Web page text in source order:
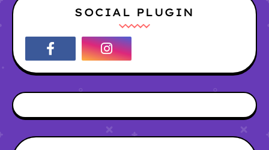
SOCIAL PLUGIN